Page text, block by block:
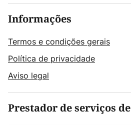
Informações
Termos e condições gerais
Política de privacidade
Aviso legal
Prestador de serviços